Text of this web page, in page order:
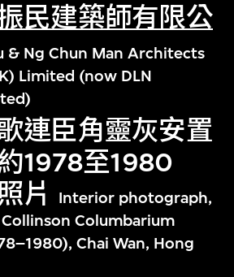
民建築師有限公
& Ng Chun Man Architects
Limited (now DLN
連臣角靈灰安置
1978至1980
片
Interior photograph,
Collinson Columbarium
Chai Wan, Hong